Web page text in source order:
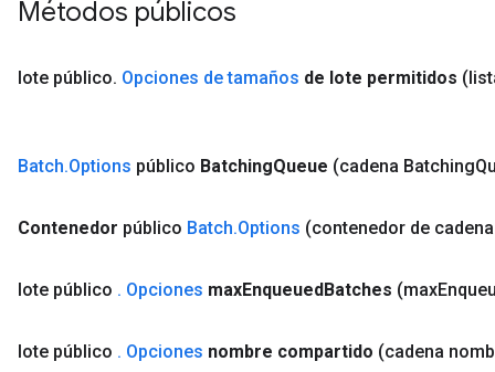
Métodos públicos
lote público. Opciones de tamaños de lote permitidos
Batch.Options público BatchingQueue (cadena Batching
Contenedor público Batch.Options (contenedor de
lote público . Opciones maxEnqueuedBatches (max
lote público . Opciones nombre compartido (cadena